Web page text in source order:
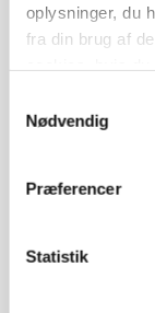
oplysninger, du
fra din brug af
Nødvendig
Præferencer
Statistik